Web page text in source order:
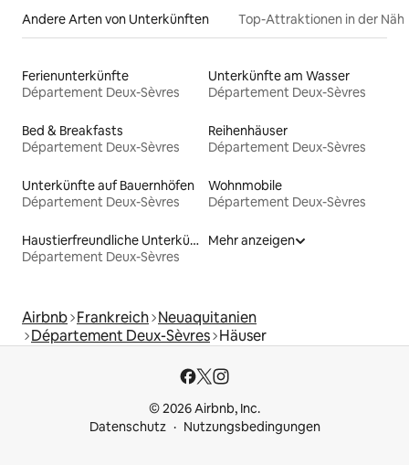
Andere Arten von Unterkünften Top-Attraktionen in der
Ferienunterkünfte
Département Deux-Sèvres
Unterkünfte am Wasser
Département Deux-Sèvres
Bed & Breakfasts
Département Deux-Sèvres
Reihenhäuser
Département Deux-Sèvres
Unterkünfte auf Bauernhöfen
Département Deux-Sèvres
Wohnmobile
Département Deux-Sèvres
Haustierfreundliche Unterkünfte
Département Deux-Sèvres
Mehr anzeigen
Airbnb Frankreich Neuaquitanien
Département Deux-Sèvres Häuser
© 2026 Airbnb, Inc.
Datenschutz
Nutzungsbedingungen